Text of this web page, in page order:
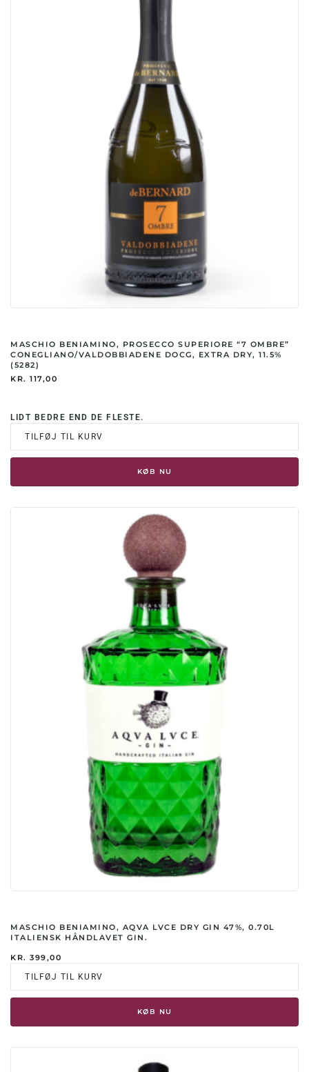
MASCHIO BENIAMINO, PROSECCO SUPERIORE “7 OMBRE”
CONEGLIANO/VALDOBBIADENE DOCG, EXTRA DRY, 11.5%
(5282)
KR. 117,00
LIDT BEDRE END DE FLESTE.
TILFØJ TIL KURV
KØB NU
MASCHIO BENIAMINO, AQVA LVCE DRY GIN 47%, 0.70L
ITALIENSK HÅNDLAVET GIN.
KR. 399,00
TILFØJ TIL KURV
KØB NU